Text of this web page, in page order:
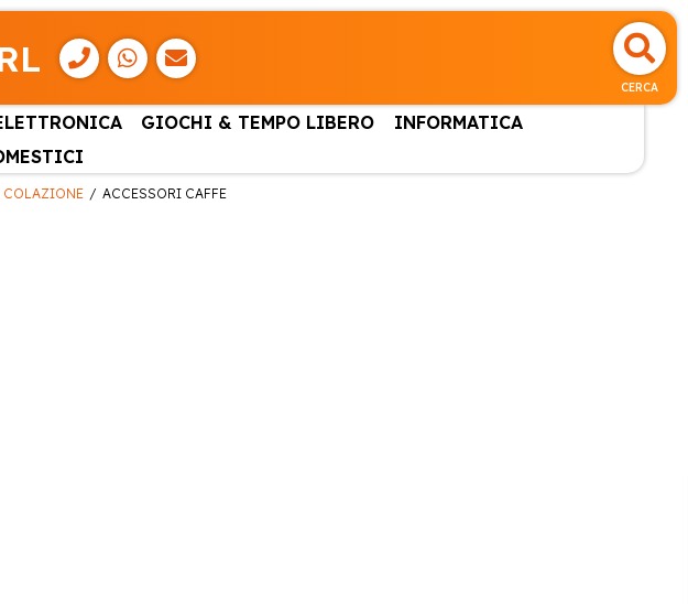
CERCA
GIOCHI & TEMPO LIBERO
INFORMATICA
COLAZIONE ACCESSORI CAFFE